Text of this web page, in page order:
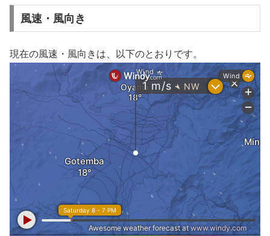
風速・風向き
現在の風速・風向きは、以下のとおりです。